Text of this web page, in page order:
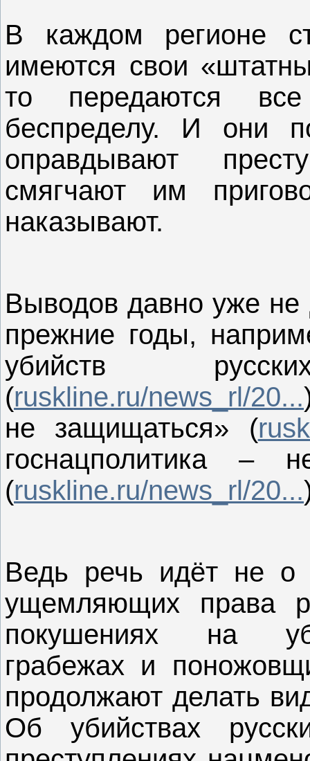
В каждом регионе
имеются свои
то передаются
беспределу. И они
оправдывают
смягчают им
наказывают.
Выводов давно уже
прежние годы,
убийств
(ruskline.ru/news_rl/20...
не защищаться» (
госнацполитика –
(ruskline.ru/news_rl/20...
Ведь речь идёт не о
ущемляющих права
покушениях на
грабежах и
продолжают делать
Об убийствах